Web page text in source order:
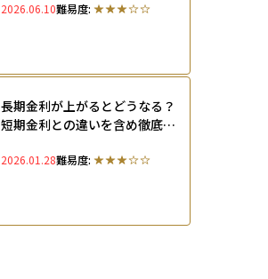
2026.06.10難易度:
長期金利が上がるとどうなる？
短期金利との違いを含め徹底解
2026.01.28難易度: